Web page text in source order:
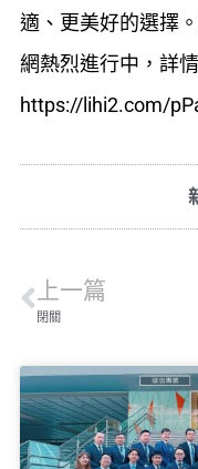
適、更美好的選擇
網熱烈進行中，詳
https://lihi2.com/
上一篇
閉關